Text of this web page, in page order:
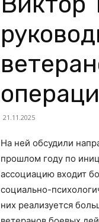
21.11.2025
На ней обсудили
прошлом году по
ассоциацию входит
социально-
них реализуется